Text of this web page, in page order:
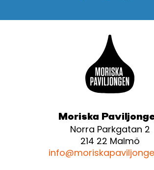
Moriska
Norra Parkgatan 2
214 22 Malmö